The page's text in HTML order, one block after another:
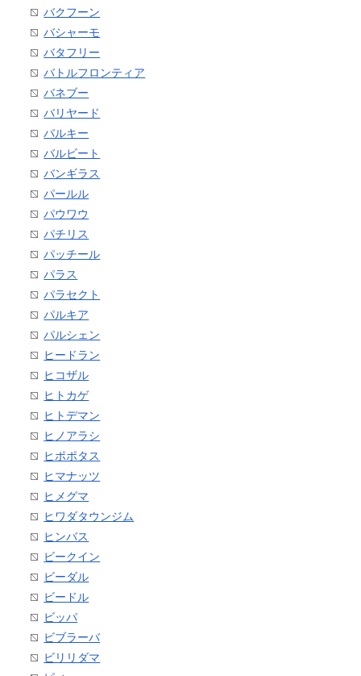
バクフーン
バシャーモ
バタフリー
バトルフロンティア
バネブー
バリヤード
バルキー
バルビート
バンギラス
パールル
パウワウ
パチリス
パッチール
パラス
パラセクト
パルキア
パルシェン
ヒードラン
ヒコザル
ヒトカゲ
ヒトデマン
ヒノアラシ
ヒポポタス
ヒマナッツ
ヒメグマ
ヒワダタウンジム
ヒンバス
ビークイン
ビーダル
ビードル
ビッパ
ビブラーバ
ビリリダマ